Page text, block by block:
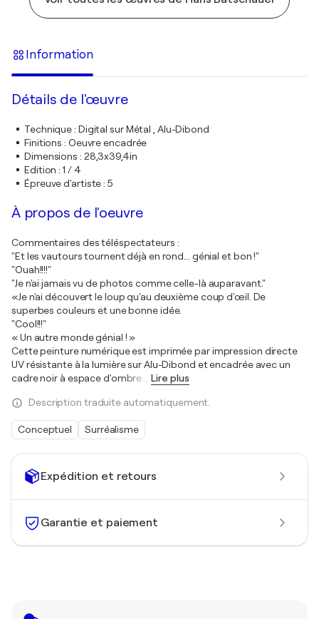
Expédition et retours
Garantie et paiement
Information
Détails de l'œuvre
Technique: Digital sur Métal , Alu-Dibond
Finitions : Oeuvre encadrée
Dimensions : 28,3x39,4in
Edition :1 / 4
Épreuve d'artiste:5
À propos de l'oeuvre
Commentaires des téléspectateurs :
"Et les vautours tournent déjà en rond... génial et bon !"
"Ouah!!!!"
"Je n'ai jamais vu de photos comme celle-là auparavant."
«Je n'ai découvert le loup qu'au deuxième coup d'œil. De
superbes couleurs et une bonne idée.
"Cool!!!"
« Un autre monde génial ! »
Cette peinture numérique est imprimée par impression directe
UV résistante à la lumière sur Alu-Dibond et encadrée avec un
cadre noir à espace d'ombre.
Lire plus
Description traduite automatiquement.
Conceptuel Surréalisme